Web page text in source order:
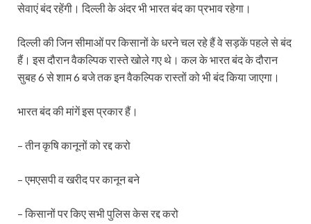
सेवाएं बंद रहेंगी। दिल्ली के अंदर भी भारत बंद का प्रभाव रहेगा।
दिल्ली की जिन सीमाओं पर किसानों के धरने चल रहे हैं वे सड़कें पहले से बंद
हैं। इस दौरान वैकल्पिक रास्ते खोले गए थे। कल के भारत बंद के दौरान
सुबह 6 से शाम 6 बजे तक इन वैकल्पिक रास्तों को भी बंद किया जाएगा।
भारत बंद की मांगें इस प्रकार हैं।
– तीन कृषि कानूनों को रद्द करो
– एमएसपी व खरीद पर कानून बने
– किसानों पर किए सभी पुलिस केस रद्द करो